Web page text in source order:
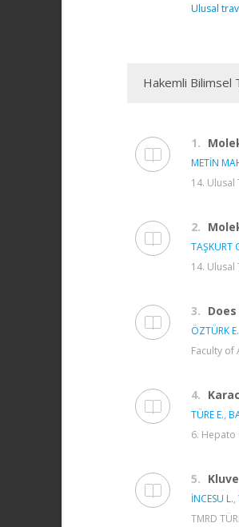
Ulusal
Hakemli Bilimsel
1.
METİN
14. Ulusal
2.
TAŞKURT
14. Ulusal
3.
ÖZTÜRK E.
Faculty of
4.
TÜRE E.,
6. Hepato
5.
İNCESU L.,
TMRD